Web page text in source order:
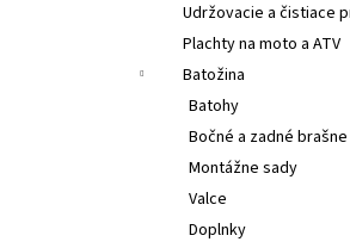
Udržovacie a čistiace
Plachty na moto a ATV
Batožina
Batohy
Bočné a zadné brašne
Montážne sady
Valce
Doplnky